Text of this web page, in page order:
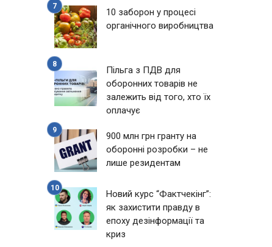
10 заборон у процесі
органічного виробництва
Пільга з ПДВ для
оборонних товарів не
залежить від того, хто їх
оплачує
900 млн грн гранту на
оборонні розробки – не
лише резидентам
Новий курс “Фактчекінг”:
як захистити правду в
епоху дезінформації та
криз